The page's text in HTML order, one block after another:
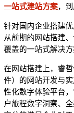
一站式建站方案，
针对国内企业搭建
从前期的网站搭建
覆盖的一站式解决方
在网站搭建上，睿
件）的网站开发与
性化数字体验平台
户旅程数字洞察、